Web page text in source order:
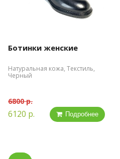
Ботинки женские
Натуральная кожа, Текстиль,
Черный
6800 р.
6120 р. Подробнее